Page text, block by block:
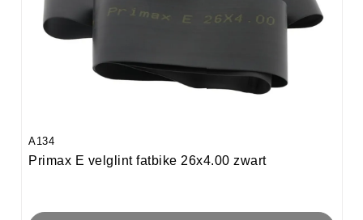
A134
Primax E velglint fatbike 26x4.00 zwart